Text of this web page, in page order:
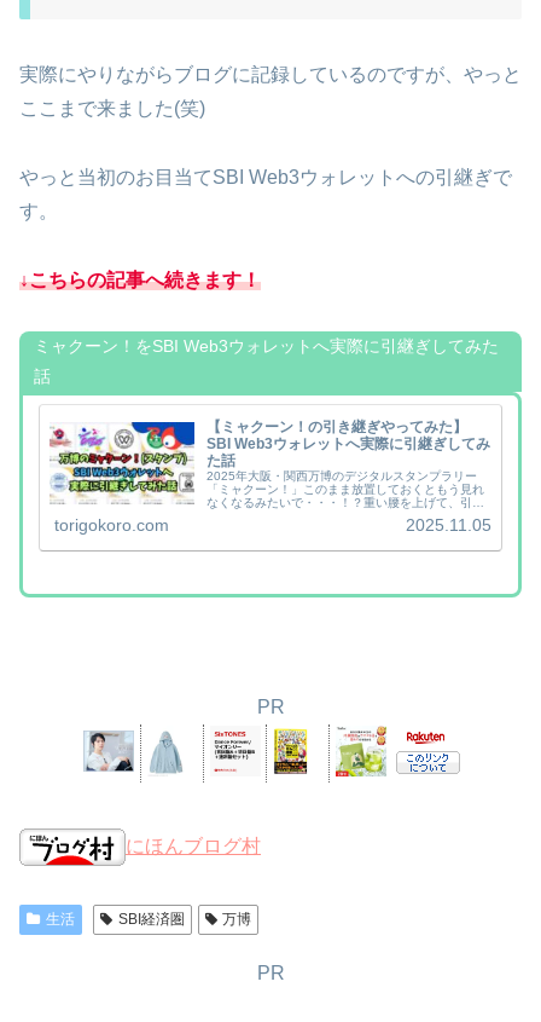
実際にやりながらブログに記録しているのですが、やっと
ここまで来ました(笑)
やっと当初のお目当てSBI Web3ウォレットへの引継ぎで
す。
↓こちらの記事へ続きます！
ミャクーン！をSBI Web3ウォレットへ実際に引継ぎしてみた
話
【ミャクーン！の引き継ぎやってみた】
SBI Web3ウォレットへ実際に引継ぎしてみ
た話
2025年大阪・関西万博のデジタルスタンプラリー
「ミャクーン！」このまま放置しておくともう見れ
なくなるみたいで・・・！？重い腰を上げて、引継
ぎ先へ引き継いだ話のブログです。SBI VCトレード
の口座の開設ミャクーン！の引継ぎ先は「SBI W...
torigokoro.com 2025.11.05
PR
にほんブログ村
生活 SBI経済圏 万博
PR